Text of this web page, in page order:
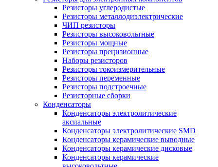
Резисторы углеродистые
Резисторы металлодиэлектрические
ЧИП резисторы
Резисторы высоковольтные
Резисторы мощные
Резисторы прецизионные
Наборы резисторов
Резисторы токоизмерительные
Резисторы переменные
Резисторы подстроечные
Резисторные сборки
Конденсаторы
Конденсаторы электролитические
аксиальные
Конденсаторы электролитические SMD
Конденсаторы керамические выводные
Конденсаторы керамические дисковые
Конденсаторы керамические